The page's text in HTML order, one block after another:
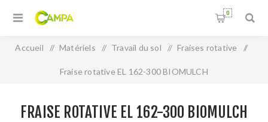
0
Accueil / Matériels / Travail du sol / Fraises rotative /
Fraise rotative EL 162-300 BIOMULCH
FRAISE ROTATIVE EL 162-300 BIOMULCH